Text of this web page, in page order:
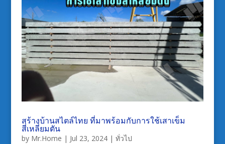
สร้างบ้านสไตล์ไทย ที่มาพร้อมกับการใช้เสาเข็ม
สี่เหลี่ยมตัน
by Mr.Home | Jul 23, 2024| ทั่วไป